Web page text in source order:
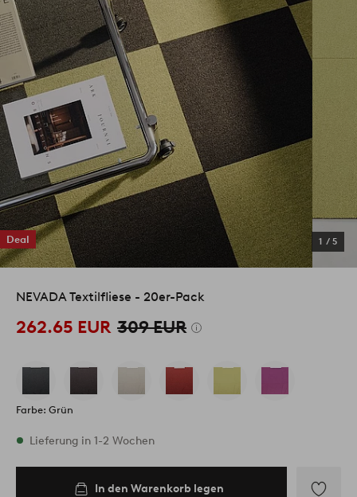
Deal 1 / 5
NEVADA Textilfliese - 20er-Pack
262.65 EUR 309 EUR
Farbe: Grün
Vorrätig
Lieferung in 1-2 Wochen
In den Warenkorb legen